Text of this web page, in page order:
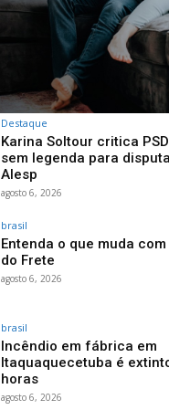
Destaque
Karina Soltour critica
sem legenda para
Alesp
agosto 6, 2026
brasil
Entenda o que muda
do Frete
agosto 6, 2026
brasil
Incêndio em fábrica em
Itaquaquecetuba é
horas
agosto 6, 2026